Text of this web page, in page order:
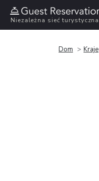
Niezależna sieć turystyczna
Dom Kraje